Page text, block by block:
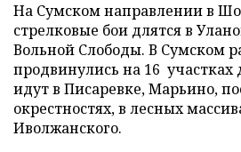
На Сумском направлении в
стрелковые бои длятся в
Вольной Слободы. В Сумском
продвинулись на 16 участках
идут в Писаревке, Марьино,
окрестностях, в лесных
Иволжанского.